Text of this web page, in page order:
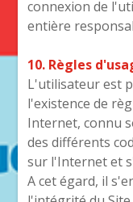
connexion de
entière
10. Règles
L'utilisateur est
l'existence de
Internet, connu
des différents
sur l'Internet et
A cet égard, il